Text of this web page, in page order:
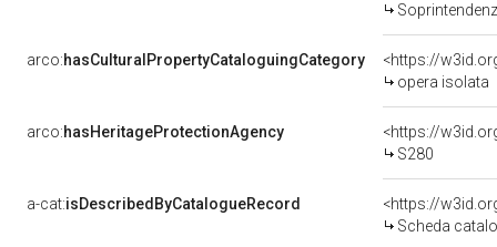
arco:hasCulturalPropertyCataloguingCategory
<https://
opera isolata
arco:hasHeritageProtectionAgency
<https://
S280
a-cat:isDescribedByCatalogueRecord
<https://
Scheda